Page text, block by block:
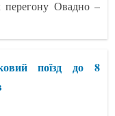
перегону Овадно –
поїзд до 8